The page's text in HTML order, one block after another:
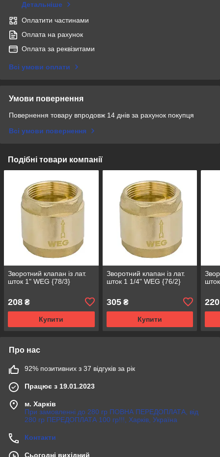
Детальніше
Оплатити частинами
Оплата на рахунок
Оплата за реквізитами
Всі умови оплати
Умови повернення
Повернення товару впродовж 14 днів за рахунок покупця
Всі умови повернення
Подібні товари компанії
Зворотний клапан із лат.
шток 1" WEG {78/3}
208 ₴
Купити
Зворотний клапан із лат.
шток 1 1/4" WEG {76/2}
305₴
Купити
220
Про нас
92% позитивних з 37 відгуків за рік
Працює з 19.01.2023
м. Харків
При замовленні до 280 гр ПОВНА ПЕРЕДОПЛАТА, від
280 гр ПЕРЕДОПЛАТА 100 гр!!!, Харків, Україна
Контакти
Сьогодні вихідний